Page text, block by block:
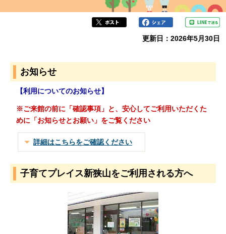
更新日：2026年5月30日
お知らせ
【利用についてのお知らせ】
※ご来館の前に「確認事項」と、安心してご利用いただくた
めに「お知らせとお願い」をご覧ください
詳細はこちらをご確認ください
子育てプレイス新狭山をご利用される方へ